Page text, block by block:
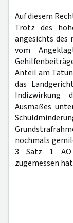
Auf diesem
Trotz des
angesichts des
vom
Anteil am
das
Indizwirkung
Ausmaßes
nochmals
3 Satz 1 AO
zugemessen